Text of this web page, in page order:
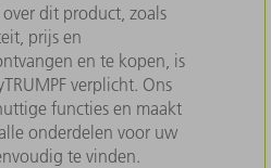
dit product, zoals
prijs en
en te kopen, is
verplicht. Ons
functies en maakt
onderdelen voor uw
te vinden.